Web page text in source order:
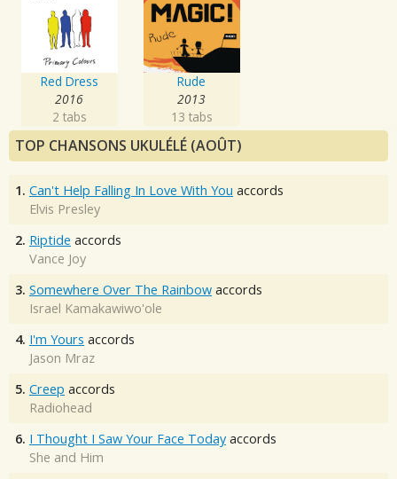
Red Dress
2016
2 tabs
Rude
2013
13 tabs
TOP CHANSONS UKULÉLÉ (AOÛT)
1. Can't Help Falling In Love With You accords
Elvis Presley
2. Riptide accords
Vance Joy
3. Somewhere Over The Rainbow accords
Israel Kamakawiwo'ole
4. I'm Yours accords
Jason Mraz
5. Creep accords
Radiohead
6. I Thought I Saw Your Face Today accords
She and Him